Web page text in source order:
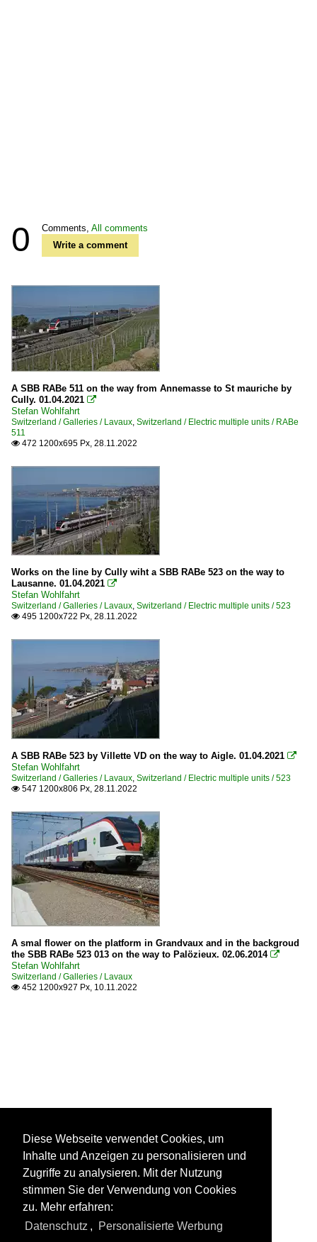
0 Comments, All comments
Write a comment
A SBB RABe 511 on the way from Annemasse to St mauriche by
Cully. 01.04.2021 
Stefan Wohlfahrt
Switzerland / Galleries / Lavaux, Switzerland / Electric multiple units / RABe
511
 472 1200x695 Px, 28.11.2022
Works on the line by Cully wiht a SBB RABe 523 on the way to
Lausanne. 01.04.2021 
Stefan Wohlfahrt
Switzerland / Galleries / Lavaux, Switzerland / Electric multiple units / 523
 495 1200x722 Px, 28.11.2022
A SBB RABe 523 by Villette VD on the way to Aigle. 01.04.2021 
Stefan Wohlfahrt
Switzerland / Galleries / Lavaux, Switzerland / Electric multiple units / 523
 547 1200x806 Px, 28.11.2022
A smal flower on the platform in Grandvaux and in the backgroud
the SBB RABe 523 013 on the way to Palözieux. 02.06.2014 
Stefan Wohlfahrt
Switzerland / Galleries / Lavaux
 452 1200x927 Px, 10.11.2022
Diese Webseite verwendet Cookies, um
Inhalte und Anzeigen zu personalisieren und
Zugriffe zu analysieren. Mit der Nutzung
stimmen Sie der Verwendung von Cookies
zu. Mehr erfahren:
Datenschutz , Personalisierte Werbung